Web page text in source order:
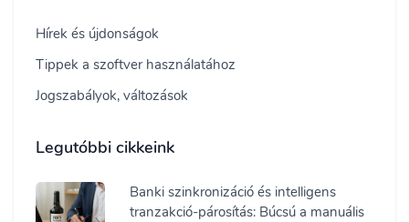
Hírek és újdonságok
Tippek a szoftver használatához
Jogszabályok, változások
Legutóbbi cikkeink
Banki szinkronizáció és intelligens
tranzakció-párosítás: Búcsú a manuális